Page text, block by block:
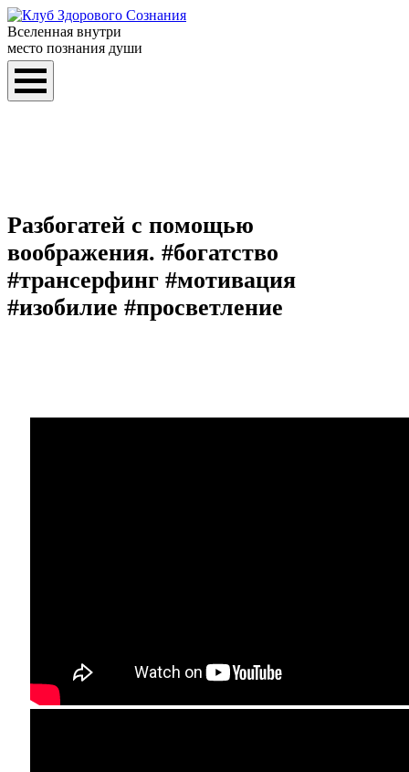
Вселенная внутри
место познания души
Разбогатей с помощью
воображения. #богатство
#трансерфинг #мотивация
#изобилие #просветление